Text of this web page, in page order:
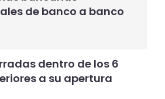
de banco a banco
dentro de los 6
a su apertura